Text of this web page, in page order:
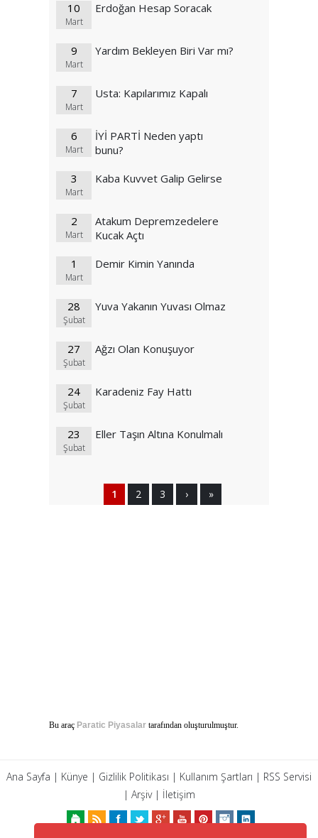
10
Mart
Erdoğan Hesap Soracak
9
Mart
Yardım Bekleyen Biri Var mı?
7
Mart
Usta: Kapılarımız Kapalı
6
Mart
İYİ PARTİ Neden yaptı
bunu?
3
Mart
Kaba Kuvvet Galip Gelirse
2
Mart
Atakum Depremzedelere
Kucak Açtı
1
Mart
Demir Kimin Yanında
28
Şubat
Yuva Yakanın Yuvası Olmaz
27
Şubat
Ağzı Olan Konuşuyor
24
Şubat
Karadeniz Fay Hattı
23
Şubat
Eller Taşın Altına Konulmalı
1 2 3 › »
Bu araç Paratic Piyasalar tarafından oluşturulmuştur.
Ana Sayfa | Künye | Gizlilik Politikası | Kullanım Şartları | RSS Servisi
| Arşiv| İletişim